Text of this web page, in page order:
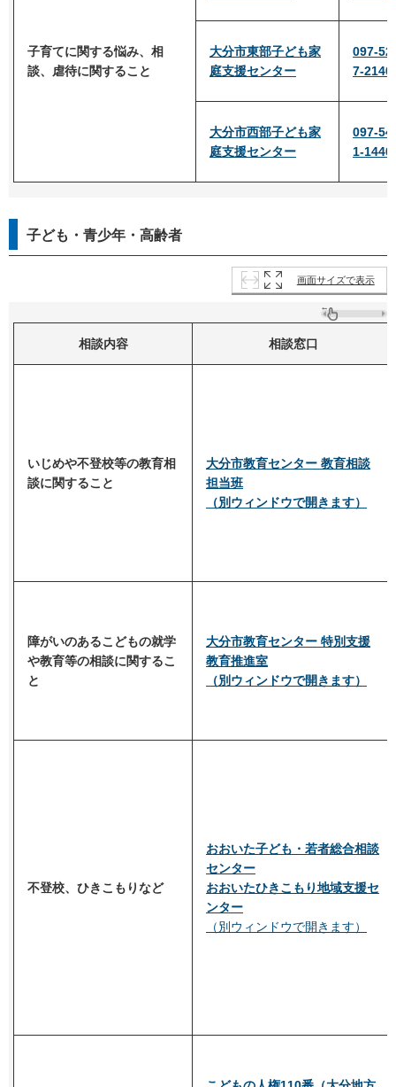
子育てに関する悩み、相
談、虐待に関すること
大分市東部子ども家
庭支援センター
097-52
7-2140
大分市西部子ども家
庭支援センター
097-54
1-1440
子ども・青少年・高齢者
画面サイズで表示
相談内容 相談窓口
いじめや不登校等の教育相
談に関すること
大分市教育センター 教育相談
担当班
（別ウィンドウで開きます）
障がいのあるこどもの就学
や教育等の相談に関するこ
と
大分市教育センター 特別支援
教育推進室
（別ウィンドウで開きます）
不登校、ひきこもりなど
おおいた子ども・若者総合相談
センター
おおいたひきこもり地域支援セ
ンター
（別ウィンドウで開きます）